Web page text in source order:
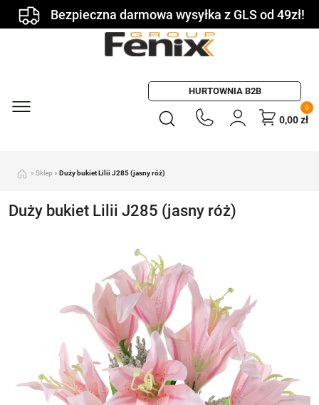
Bezpieczna darmowa wysyłka z GLS od 49zł!
HURTOWNIA B2B
0
0,00zł
» Sklep » Duży bukiet Lilii J285 (jasny róż)
Duży bukiet Lilii J285 (jasny róż)